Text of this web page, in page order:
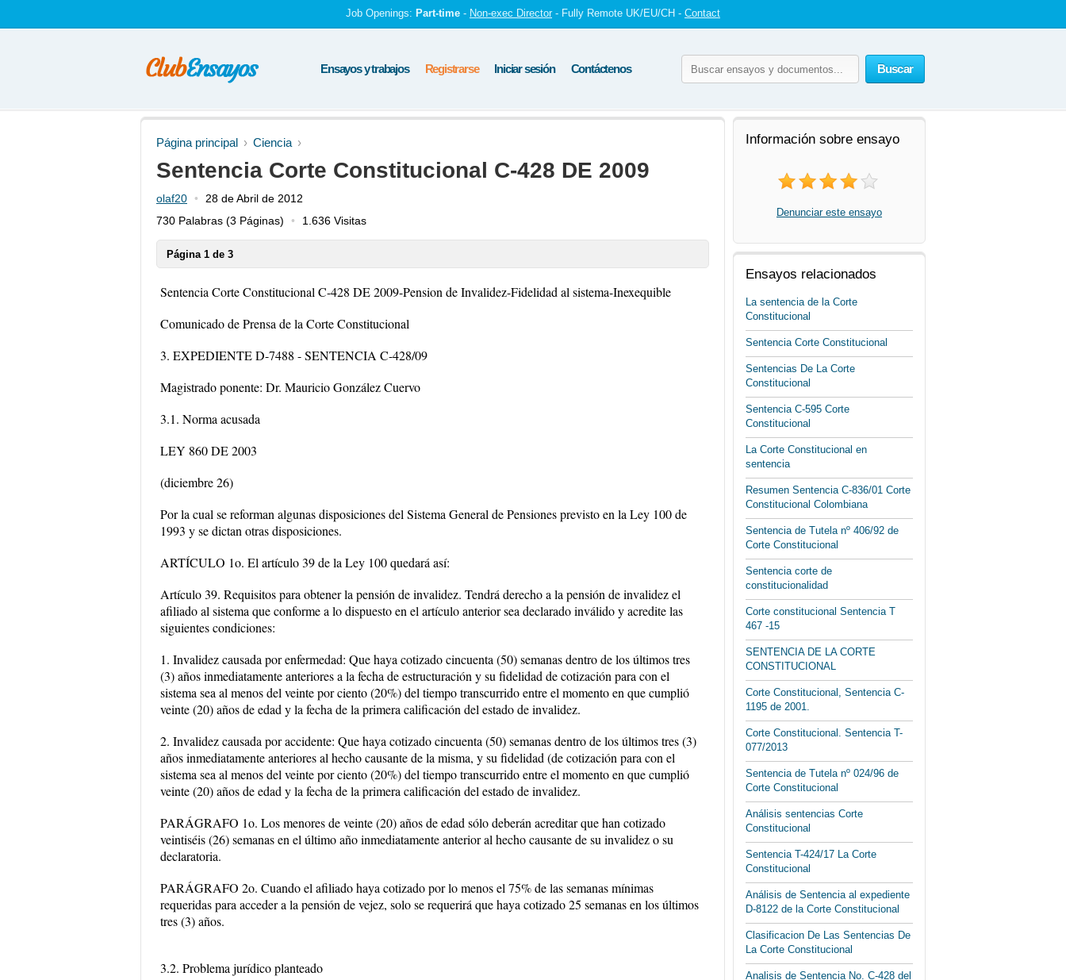
Job Openings: Part-time - Non-exec Director - Fully Remote UK/EU/CH - Contact
Buscar
Ensayos y trabajos Registrarse Iniciar sesión Contáctenos
Página principal Ciencia
Sentencia Corte Constitucional C-428 DE 2009
olaf20
28 de Abril de 2012
730 Palabras (3 Páginas) 1.636 Visitas
Página 1 de 3
Sentencia Corte Constitucional C-428 DE 2009-Pension de Invalidez-Fidelidad al sistema-Inexequible
Comunicado de Prensa de la Corte Constitucional
3. EXPEDIENTE D-7488 - SENTENCIA C-428/09
Magistrado ponente: Dr. Mauricio González Cuervo
3.1. Norma acusada
LEY 860 DE 2003
(diciembre 26)
Por la cual se reforman algunas disposiciones del Sistema General de Pensiones previsto en la Ley 100 de
1993 y se dictan otras disposiciones.
ARTÍCULO 1o. El artículo 39 de la Ley 100 quedará así:
Artículo 39. Requisitos para obtener la pensión de invalidez. Tendrá derecho a la pensión de invalidez el
afiliado al sistema que conforme a lo dispuesto en el artículo anterior sea declarado inválido y acredite las
siguientes condiciones:
1. Invalidez causada por enfermedad: Que haya cotizado cincuenta (50) semanas dentro de los últimos tres
(3) años inmediatamente anteriores a la fecha de estructuración y su fidelidad de cotización para con el
sistema sea al menos del veinte por ciento (20%) del tiempo transcurrido entre el momento en que cumplió
veinte (20) años de edad y la fecha de la primera calificación del estado de invalidez.
2. Invalidez causada por accidente: Que haya cotizado cincuenta (50) semanas dentro de los últimos tres (3)
años inmediatamente anteriores al hecho causante de la misma, y su fidelidad (de cotización para con el
sistema sea al menos del veinte por ciento (20%) del tiempo transcurrido entre el momento en que cumplió
veinte (20) años de edad y la fecha de la primera calificación del estado de invalidez.
PARÁGRAFO 1o. Los menores de veinte (20) años de edad sólo deberán acreditar que han cotizado
veintiséis (26) semanas en el último año inmediatamente anterior al hecho causante de su invalidez o su
declaratoria.
PARÁGRAFO 2o. Cuando el afiliado haya cotizado por lo menos el 75% de las semanas mínimas
requeridas para acceder a la pensión de vejez, solo se requerirá que haya cotizado 25 semanas en los últimos
tres (3) años.
3.2. Problema jurídico planteado
Información sobre ensayo
Denunciar este ensayo
Ensayos relacionados
La sentencia de la Corte
Constitucional
Sentencia Corte Constitucional
Sentencias De La Corte
Constitucional
Sentencia C-595 Corte
Constitucional
La Corte Constitucional en
sentencia
Resumen Sentencia C-836/01 Corte
Constitucional Colombiana
Sentencia de Tutela nº 406/92 de
Corte Constitucional
Sentencia corte de
constitucionalidad
Corte constitucional Sentencia T
467 -15
SENTENCIA DE LA CORTE
CONSTITUCIONAL
Corte Constitucional, Sentencia C-
1195 de 2001.
Corte Constitucional. Sentencia T-
077/2013
Sentencia de Tutela nº 024/96 de
Corte Constitucional
Análisis sentencias Corte
Constitucional
Sentencia T-424/17 La Corte
Constitucional
Análisis de Sentencia al expediente
D-8122 de la Corte Constitucional
Clasificacion De Las Sentencias De
La Corte Constitucional
Analisis de Sentencia No. C-428 del